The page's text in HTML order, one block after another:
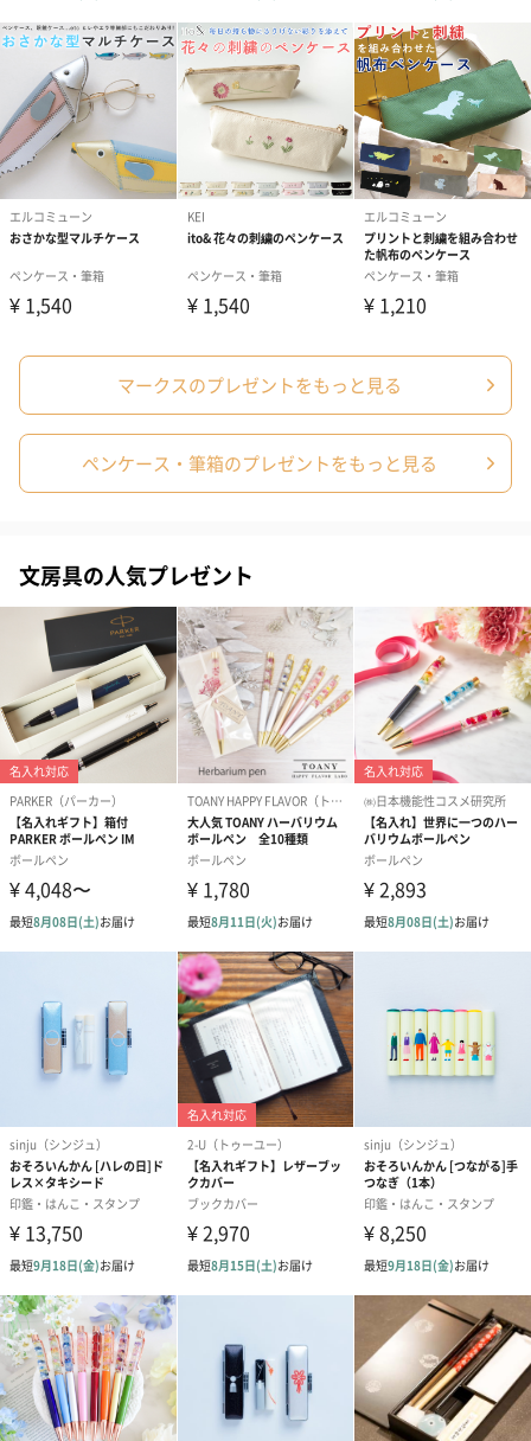
生花
生花のブーケを同梱します。
※9-15時にご注文いただく場合、最短のお届け可能日が通常より
も1日遅くなります。
シーズンブーケ（ひま
わり）（1,880円）
ブーケ（ホワイトグリ
ーン）（1,650円）
ブーケ（ピン
（1,650円）
梱します。
い。パッケージに入れてお届けします。
プリザーブドフラワー
ブーケ（ピンク）
（2,580円）
プリザーブドフラワー
ブーケ（ブルー）
アミュレット
ク）（1,500円
ぬいぐるみ
愛らしいぬいぐるみを同梱してお届けします。
誕生日・記念日・出産祝いなどのシーンにおすすめです。
フラワーテディベア
（2,390円）
テディベア（バニラ）
テディベア（
ル）（1,760円
マークスのプレゼントをもっと見る
ペンケース・筆箱のプレゼントをもっと見る
文房具の人気プレゼント